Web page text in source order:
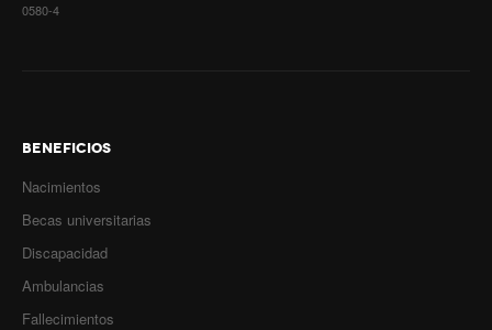
0580-4
BENEFICIOS
Nacimientos
Becas universitarias
Discapacidad
Ambulancias
Fallecimientos